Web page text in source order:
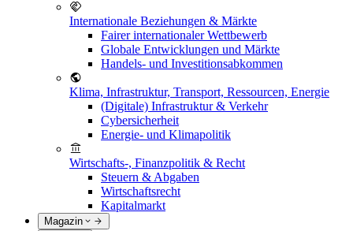
Internationale Beziehungen & Märkte
Fairer internationaler Wettbewerb
Globale Entwicklungen und Märkte
Handels- und Investitionsabkommen
Klima, Infrastruktur, Transport, Ressourcen, Energie
(Digitale) Infrastruktur & Verkehr
Cybersicherheit
Energie- und Klimapolitik
Wirtschafts-, Finanzpolitik & Recht
Steuern & Abgaben
Wirtschaftsrecht
Kapitalmarkt
Magazin